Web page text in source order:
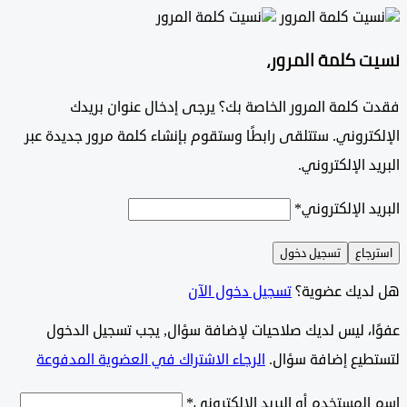
كلمة المرور،
كلمة المرور الخاصة بك؟ يرجى إدخال عنوان بريدك
ستتلقى رابطًا وستقوم بإنشاء كلمة مرور جديدة عبر
الإلكتروني.
الإلكتروني*
تسجيل دخول
عضوية؟تسجيل دخول الآن
ليس لديك صلاحيات لإضافة سؤال, يجب تسجيل الدخول
إضافة سؤال.الرجاء الاشتراك في العضوية المدفوعة